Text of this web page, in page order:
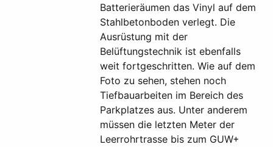
Batterieräumen das Vinyl auf dem
Stahlbetonboden verlegt. Die
Ausrüstung mit der
Belüftungstechnik ist ebenfalls
weit fortgeschritten. Wie auf dem
Foto zu sehen, stehen noch
Tiefbauarbeiten im Bereich des
Parkplatzes aus. Unter anderem
müssen die letzten Meter der
Leerrohrtrasse bis zum GUW+